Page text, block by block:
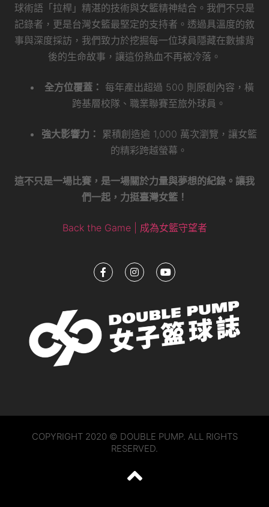
球術語「拉桿」精湛的技術與女籃精神結合。我們不只是
記錄者，更是台灣女籃最堅定的支持者。透過具溫度的敘
事與深度採訪，我們致力於挖掘每一位球員隱藏在數據背
後的生命故事，讓這份熱血不再被冷落。
全方位覆蓋： 每年產出超過 500 則原創內容，橫
跨基層校隊、職業聯賽至旅外球員。
強大影響力：
累積創造逾 1,000 萬次瀏覽，讓女籃
的精彩跨越螢幕。
這不只是一場比賽，是一場關於力量與夢想的紀錄。讓我
們一起，力挺臺灣女籃！
Back the Game | 成為女籃守望者
COPYRIGHT 2020 © DOUBLE PUMP. ALL RIGHTS
RESERVED.